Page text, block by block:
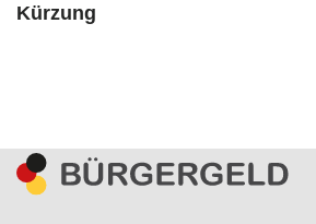
Kürzung